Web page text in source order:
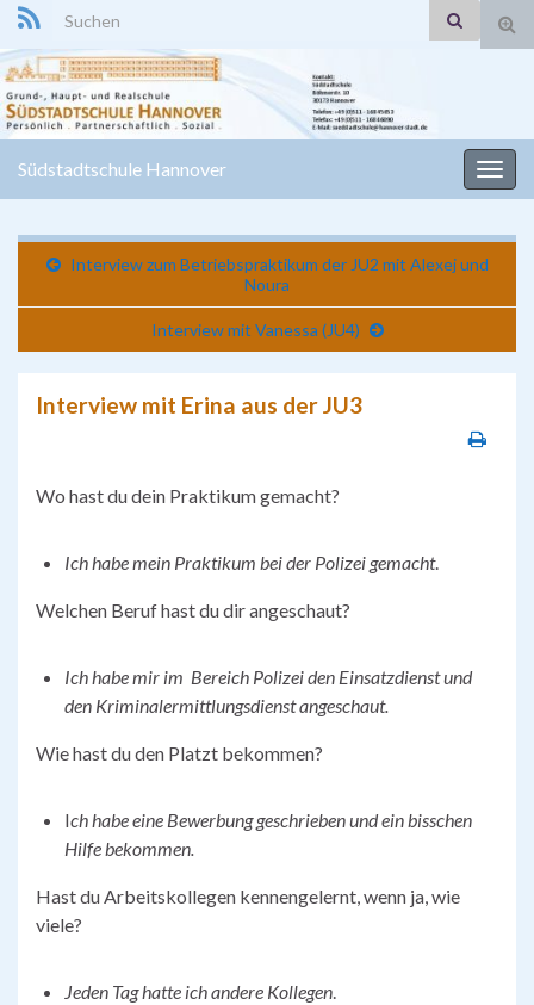
Search for:
Südstadtschule Hannover
Interview zum Betriebspraktikum der JU2 mit Alexej und
Noura
Interview mit Vanessa (JU4)
Interview mit Erina aus der JU3
Wo hast du dein Praktikum gemacht?
Ich habe mein Praktikum bei der Polizei gemacht.
Welchen Beruf hast du dir angeschaut?
Ich habe mir im Bereich Polizei den Einsatzdienst und
den Kriminalermittlungsdienst angeschaut.
Wie hast du den Platzt bekommen?
Ich habe eine Bewerbung geschrieben und ein bisschen
Hilfe bekommen.
Hast du Arbeitskollegen kennengelernt, wenn ja, wie
viele?
Jeden Tag hatte ich andere Kollegen.